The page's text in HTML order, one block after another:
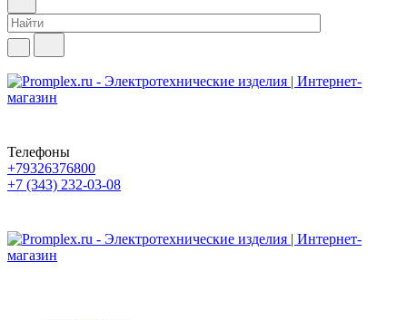
Телефоны
+79326376800
+7 (343) 232-03-08